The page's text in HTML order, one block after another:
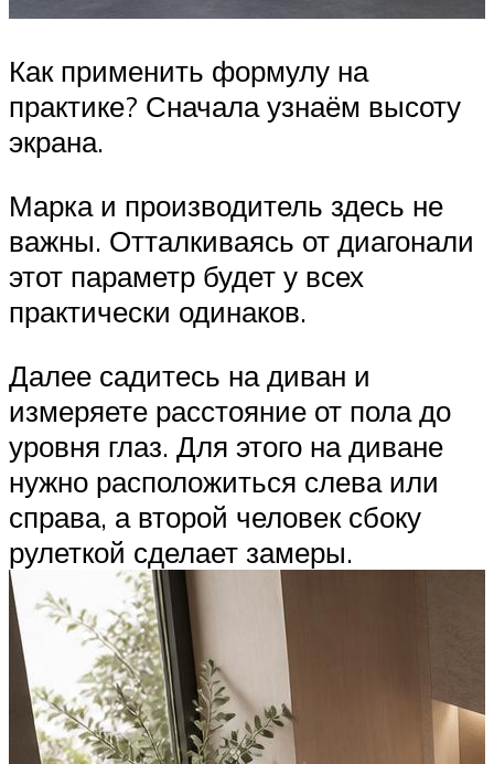
Как применить формулу на
практике? Сначала узнаём высоту
экрана.
Марка и производитель здесь не
важны. Отталкиваясь от диагонали
этот параметр будет у всех
практически одинаков.
Далее садитесь на диван и
измеряете расстояние от пола до
уровня глаз. Для этого на диване
нужно расположиться слева или
справа, а второй человек сбоку
рулеткой сделает замеры.